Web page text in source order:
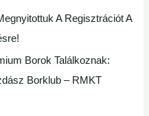
A Regisztrációt A
Borok Találkoznak:
Borklub – RMKT